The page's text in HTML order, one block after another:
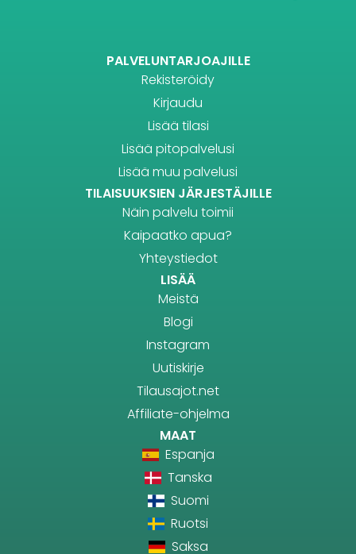
PALVELUNTARJOAJILLE
Rekisteröidy
Kirjaudu
Lisää tilasi
Lisää pitopalvelusi
Lisää muu palvelusi
TILAISUUKSIEN JÄRJESTÄJILLE
Näin palvelu toimii
Kaipaatko apua?
Yhteystiedot
LISÄÄ
Meistä
Blogi
Instagram
Uutiskirje
Tilausajot.net
Affiliate-ohjelma
MAAT
Espanja
Tanska
Suomi
Ruotsi
Saksa